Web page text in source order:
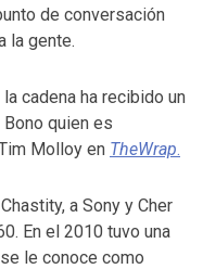
de conversación
la gente.
cadena ha recibido un
quien es
Molloy en TheWrap.
a Sony y Cher
En el 2010 tuvo una
le conoce como